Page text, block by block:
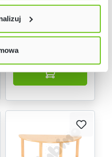
859,90 zł - 1 199,90 zł